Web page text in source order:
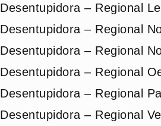
Desentupidora – Regional
Desentupidora – Regional
Desentupidora – Regional
Desentupidora – Regional
Desentupidora – Regional
Desentupidora – Regional